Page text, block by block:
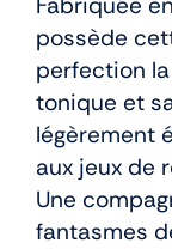
possède
perfection
tonique et
légèrement
aux jeux de
Une
fantasmes